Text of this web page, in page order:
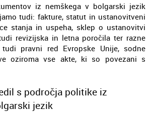
iz nemškega v bolgarski jezik
tudi: fakture, statut in ustanovitveni
stanja in uspeha, sklep o ustanovitvi
revizijska in letna poročila ter razne
pravni red Evropske Unije, sodne
oziroma vse akte, ki so povezani s
s področja politike iz
jezik